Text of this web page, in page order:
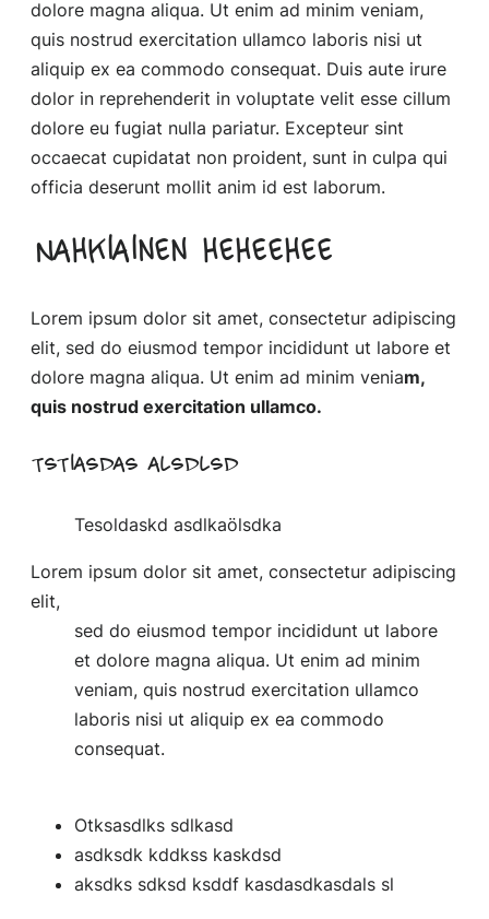
dolore magna aliqua. Ut enim ad minim veniam,
quis nostrud exercitation ullamco laboris nisi ut
aliquip ex ea commodo consequat. Duis aute irure
dolor in reprehenderit in voluptate velit esse cillum
dolore eu fugiat nulla pariatur. Excepteur sint
occaecat cupidatat non proident, sunt in culpa qui
officia deserunt mollit anim id est laborum.
Nahkiainen heheehee
Lorem ipsum dolor sit amet, consectetur adipiscing
elit, sed do eiusmod tempor incididunt ut labore et
dolore magna aliqua. Ut enim ad minim veniam,
quis nostrud exercitation ullamco.
tstiasdas alsdlsd
Tesoldaskd asdlkaölsdka
Lorem ipsum dolor sit amet, consectetur adipiscing
elit,
sed do eiusmod tempor incididunt ut labore
et dolore magna aliqua. Ut enim ad minim
veniam, quis nostrud exercitation ullamco
laboris nisi ut aliquip ex ea commodo
consequat.
Otksasdlks sdlkasd
asdksdk kddkss kaskdsd
aksdks sdksd ksddf kasdasdkasdals sl